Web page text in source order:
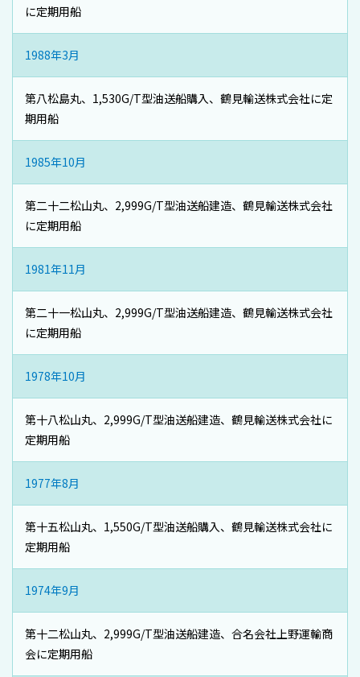
に定期用船
1988年3月
第八松島丸、1,530G/T型油送船購入、鶴見輸送株式会社に定
期用船
1985年10月
第二十二松山丸、2,999G/T型油送船建造、鶴見輸送株式会社
に定期用船
1981年11月
第二十一松山丸、2,999G/T型油送船建造、鶴見輸送株式会社
に定期用船
1978年10月
第十八松山丸、2,999G/T型油送船建造、鶴見輸送株式会社に
定期用船
1977年8月
第十五松山丸、1,550G/T型油送船購入、鶴見輸送株式会社に
定期用船
1974年9月
第十二松山丸、2,999G/T型油送船建造、合名会社上野運輸商
会に定期用船